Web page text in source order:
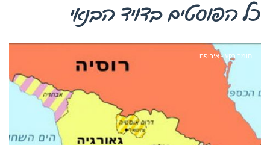
כל הפוסטים בדויד הבנאי
חומר רקע - אירופה